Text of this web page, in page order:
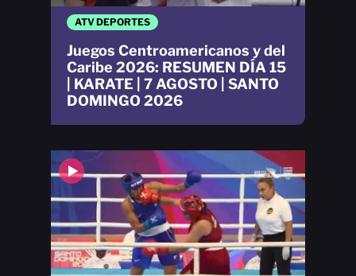
ATV DEPORTES
Juegos Centroamericanos y del
Caribe 2026: RESUMEN DÍA 15
| KARATE | 7 AGOSTO | SANTO
DOMINGO 2026